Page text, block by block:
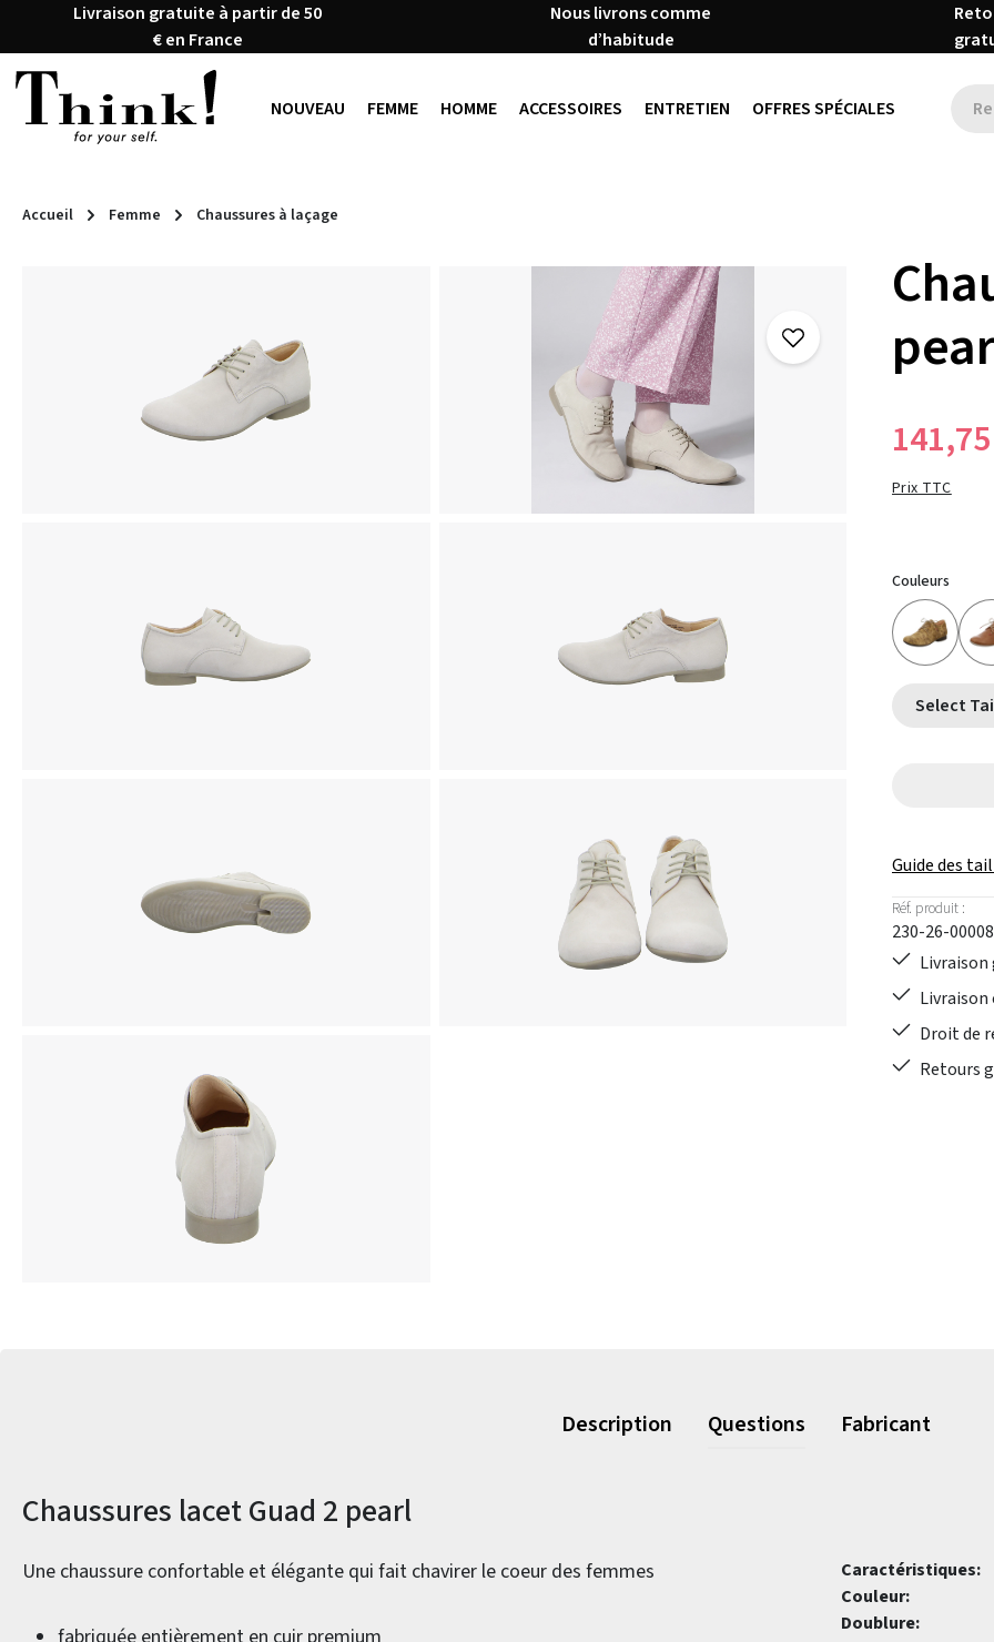
au contenu principal
Passer à la recherche
Passer à la navigation principale
Livraison gratuite à partir de 50
€ en France
Nous livrons comme
d’habitude
NOUVEAU FEMME HOMME ACCESSOIRES ENTRETIEN OFFRES SPÉCIALES
Accueil Femme Chaussures à laçage
Prix TTC
Couleurs
Guide des
Réf. produit :
230-26-00008
Livraison
Livraison
Droit de
Retours
Description Questions Fabricant
Informations sur le produit
Chaussures lacet Guad 2 pearl
Une chaussure confortable et élégante qui fait chavirer le coeur des femmes
Caractéristiques:
Couleur:
Doublure: